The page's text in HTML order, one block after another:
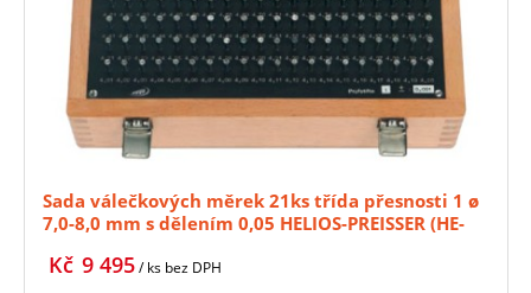
Sada válečkových měrek 21ks třída přesnosti 1 ø
7,0-8,0 mm s dělením 0,05 HELIOS-PREISSER (HE-
9 495
Kč / ks bez DPH